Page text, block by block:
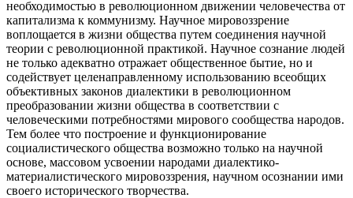
необходимостью в революционном движении человечества от
капитализма к коммунизму. Научное мировоззрение
воплощается в жизни общества путем соединения научной
теории с революционной практикой. Научное сознание людей
не только адекватно отражает общественное бытие, но и
содействует целенаправленному использованию всеобщих
объективных законов диалектики в революционном
преобразовании жизни общества в соответствии с
человеческими потребностями мирового сообщества народов.
Тем более что построение и функционирование
социалистического общества возможно только на научной
основе, массовом усвоении народами диалектико-
материалистического мировоззрения, научном осознании ими
своего исторического творчества.